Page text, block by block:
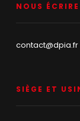
NOUS ÉCRIRE
contact@dpia.fr
SIÈGE ET